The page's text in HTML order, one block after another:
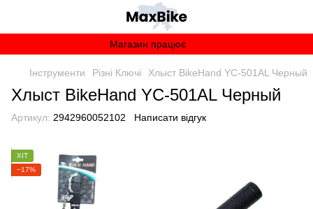
Магазин працює
Інструменти Різні Ключі Хлыст BikeHand YC-501AL Черный
Хлыст BikeHand YC-501AL Черный
Артикул: 2942960052102 Написати відгук
ХІТ
−17%